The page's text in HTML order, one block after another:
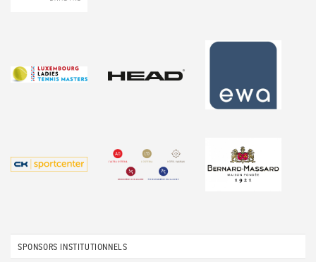
SPONSORS INSTITUTIONNELS